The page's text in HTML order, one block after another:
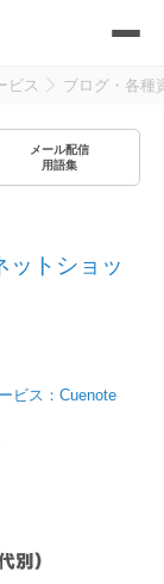
ビス ブログ・各種
メール配信
用語集
トショッ
ビス：Cuenote